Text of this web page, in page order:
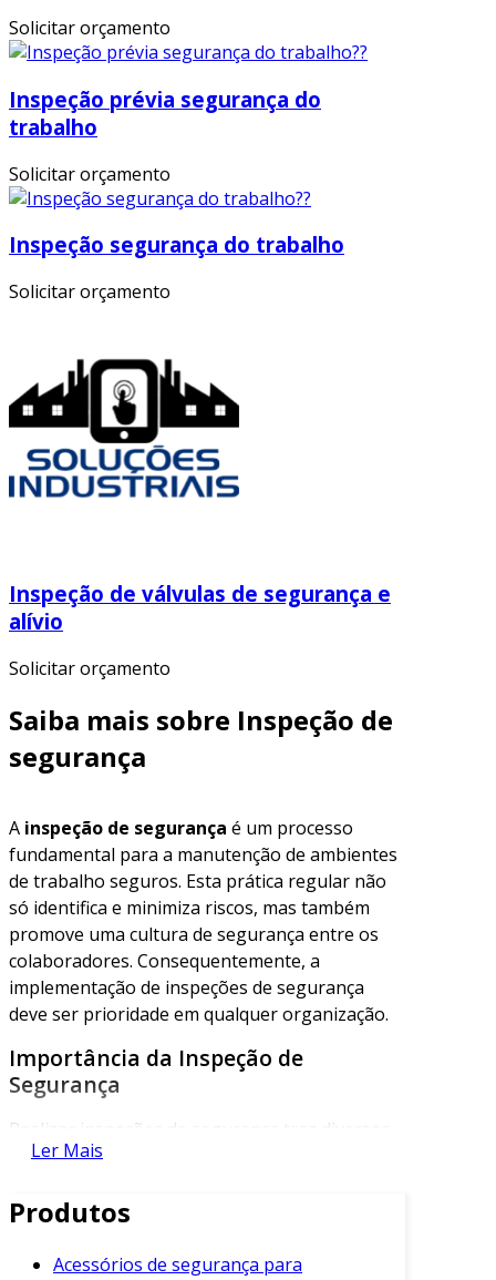
Solicitar orçamento
Inspeção prévia segurança do
trabalho
Solicitar orçamento
Inspeção segurança do trabalho
Solicitar orçamento
Inspeção de válvulas de segurança e
alívio
Solicitar orçamento
Saiba mais sobre Inspeção de
segurança
A inspeção de segurança é um processo
fundamental para a manutenção de ambientes
de trabalho seguros. Esta prática regular não
só identifica e minimiza riscos, mas também
promove uma cultura de segurança entre os
colaboradores. Consequentemente, a
implementação de inspeções de segurança
deve ser prioridade em qualquer organização.
Importância da Inspeção de
Segurança
Realizar inspeções de segurança traz diversos
benefícios para as empresas. Em primeiro
Ao identificar potenciais riscos, é possível
ocorram incidentes. Além disso, a inspeção
Ler Mais
Produtos
Acessórios de segurança para